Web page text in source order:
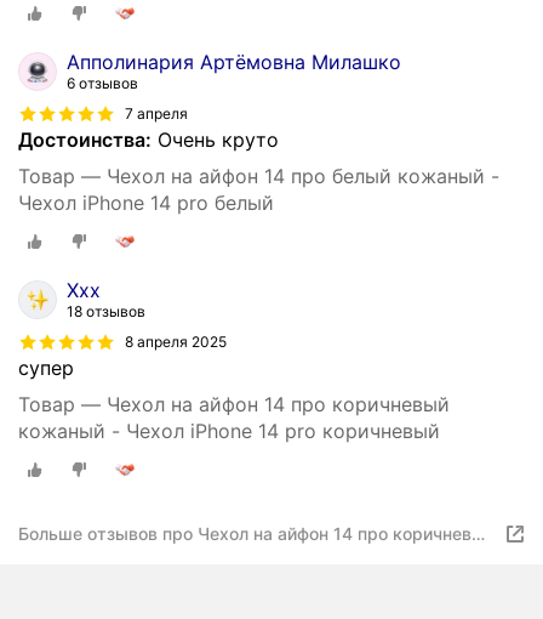
Апполинария Артёмовна Милашко
6 отзывов
7 апреля
Достоинства: Очень круто
Товар — Чехол на айфон 14 про белый кожаный -
Чехол iPhone 14 pro белый
Xxx
18 отзывов
8 апреля 2025
супер
Товар — Чехол на айфон 14 про коричневый
кожаный - Чехол iPhone 14 pro коричневый
Больше отзывов про Чехол на айфон 14 про коричневый